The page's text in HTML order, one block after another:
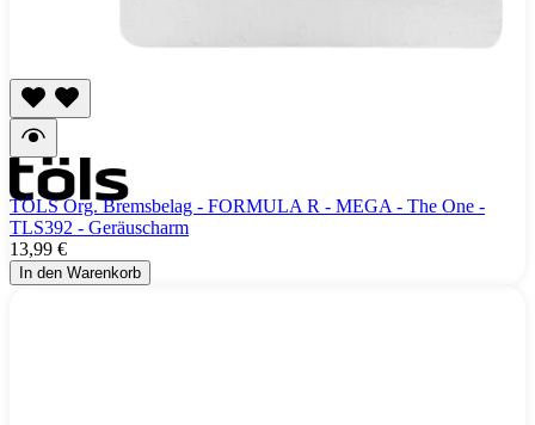
TÖLS Org. Bremsbelag - FORMULA R - MEGA - The One -
TLS392 - Geräuscharm
13,99 €
In den Warenkorb